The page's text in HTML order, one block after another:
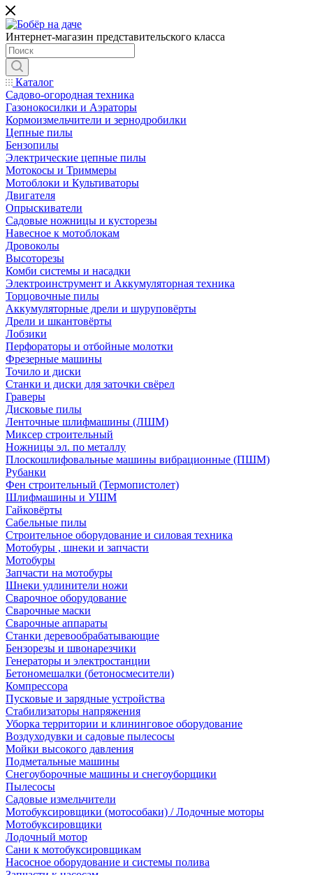
Интернет-магазин представительского класса
Каталог
Садово-огородная техника
Газонокосилки и Аэраторы
Кормоизмельчители и зернодробилки
Цепные пилы
Бензопилы
Электрические цепные пилы
Мотокосы и Триммеры
Мотоблоки и Культиваторы
Двигателя
Опрыскиватели
Садовые ножницы и кусторезы
Навесное к мотоблокам
Дровоколы
Высоторезы
Комби системы и насадки
Электроинструмент и Аккумуляторная техника
Торцовочные пилы
Аккумуляторные дрели и шуруповёрты
Дрели и шкантовёрты
Лобзики
Перфораторы и отбойные молотки
Фрезерные машины
Точило и диски
Станки и диски для заточки свёрел
Граверы
Дисковые пилы
Ленточные шлифмашины (ЛШМ)
Миксер строительный
Ножницы эл. по металлу
Плоскошлифовальные машины вибрационные (ПШМ)
Рубанки
Фен строительный (Термопистолет)
Шлифмашины и УШМ
Гайковёрты
Сабельные пилы
Строительное оборудование и силовая техника
Мотобуры , шнеки и запчасти
Мотобуры
Запчасти на мотобуры
Шнеки удлинители ножи
Сварочное оборудование
Сварочные маски
Сварочные аппараты
Станки деревообрабатывающие
Бензорезы и швонарезчики
Генераторы и электростанции
Бетономешалки (бетоносмесители)
Компрессора
Пусковые и зарядные устройства
Стабилизаторы напряжения
Уборка территории и клининговое оборудование
Воздуходувки и садовые пылесосы
Мойки высокого давления
Подметальные машины
Снегоуборочные машины и снегоуборщики
Пылесосы
Садовые измельчители
Мотобуксировщики (мотособаки) / Лодочные моторы
Мотобуксировщики
Лодочный мотор
Сани к мотобуксировщикам
Насосное оборудование и системы полива